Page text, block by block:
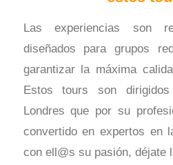
Las experiencias son
diseñados para grupos
garantizar la máxima
Estos tours son
Londres que por su
convertido en expertos en
con ell@s su pasión,